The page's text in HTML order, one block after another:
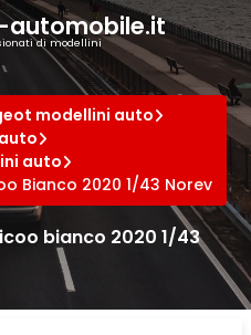
automobile.it
di modellini
modellini auto
auto
Bianco 2020 1/43 Norev
bianco 2020 1/43